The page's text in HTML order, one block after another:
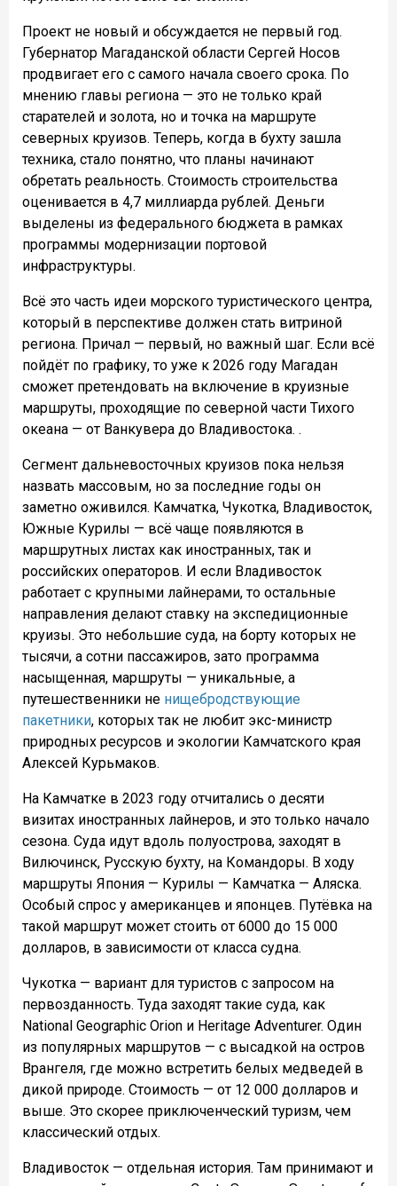
Проект не новый и обсуждается не первый год.
Губернатор Магаданской области Сергей Носов
продвигает его с самого начала своего срока. По
мнению главы региона — это не только край
старателей и золота, но и точка на маршруте
северных круизов. Теперь, когда в бухту зашла
техника, стало понятно, что планы начинают
обретать реальность. Стоимость строительства
оценивается в 4,7 миллиарда рублей. Деньги
выделены из федерального бюджета в рамках
программы модернизации портовой
инфраструктуры.
Всё это часть идеи морского туристического центра,
который в перспективе должен стать витриной
региона. Причал — первый, но важный шаг. Если всё
пойдёт по графику, то уже к 2026 году Магадан
сможет претендовать на включение в круизные
маршруты, проходящие по северной части Тихого
океана — от Ванкувера до Владивостока. .
Сегмент дальневосточных круизов пока нельзя
назвать массовым, но за последние годы он
заметно оживился. Камчатка, Чукотка, Владивосток,
Южные Курилы — всё чаще появляются в
маршрутных листах как иностранных, так и
российских операторов. И если Владивосток
работает с крупными лайнерами, то остальные
направления делают ставку на экспедиционные
круизы. Это небольшие суда, на борту которых не
тысячи, а сотни пассажиров, зато программа
насыщенная, маршруты — уникальные, а
путешественники не нищебродствующие
пакетники, которых так не любит экс-министр
природных ресурсов и экологии Камчатского края
Алексей Курьмаков.
На Камчатке в 2023 году отчитались о десяти
визитах иностранных лайнеров, и это только начало
сезона. Суда идут вдоль полуострова, заходят в
Вилючинск, Русскую бухту, на Командоры. В ходу
маршруты Япония — Курилы — Камчатка — Аляска.
Особый спрос у американцев и японцев. Путёвка на
такой маршрут может стоить от 6000 до 15 000
долларов, в зависимости от класса судна.
Чукотка — вариант для туристов с запросом на
первозданность. Туда заходят такие суда, как
National Geographic Orion и Heritage Adventurer. Один
из популярных маршрутов — с высадкой на остров
Врангеля, где можно встретить белых медведей в
дикой природе. Стоимость — от 12 000 долларов и
выше. Это скорее приключенческий туризм, чем
классический отдых.
Владивосток — отдельная история. Там принимают и